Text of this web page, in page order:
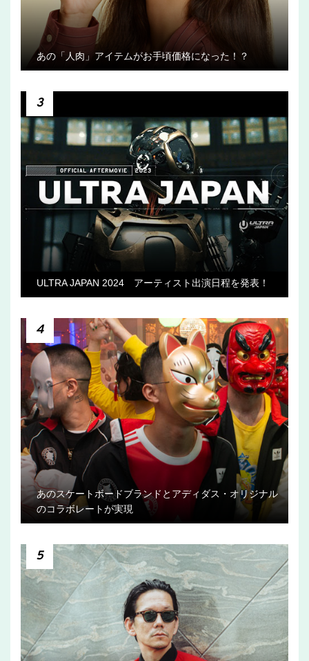
あの「人肉」アイテムがお手頃価格になった！？
3
ULTRA JAPAN 2024 アーティスト出演日程を発表！
4
あのスケートボードブランドとアディダス・オリジナル
のコラボレートが実現
5